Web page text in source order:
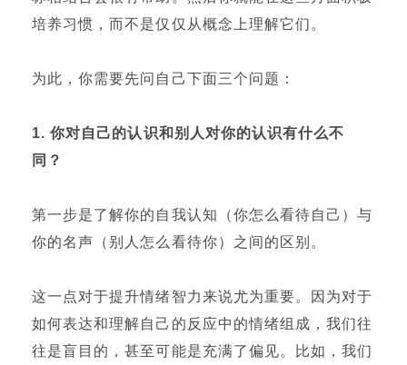
培养习惯，而不是仅仅从概念上理解它们。
为此，你需要先问自己下面三个问题：
1.你对自己的认识和别人对你的认识有什么不
同？
第一步是了解你的自我认知（你怎么看待自己）与
你的名声（别人怎么看待你）之间的区别。
这一点对于提升情绪智力来说尤为重要。因为对于
如何表达和理解自己的反应中的情绪组成，我们往
往是盲目的，甚至可能是充满了偏见。比如，我们